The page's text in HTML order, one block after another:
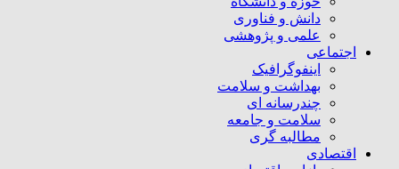
دانش و فناوری
علمی و پژوهشی
اجتماعی
اینفوگرافیک
بهداشت و سلامت
چندرسانه ای
سلامت و جامعه
مطالبه گری
اقتصادی